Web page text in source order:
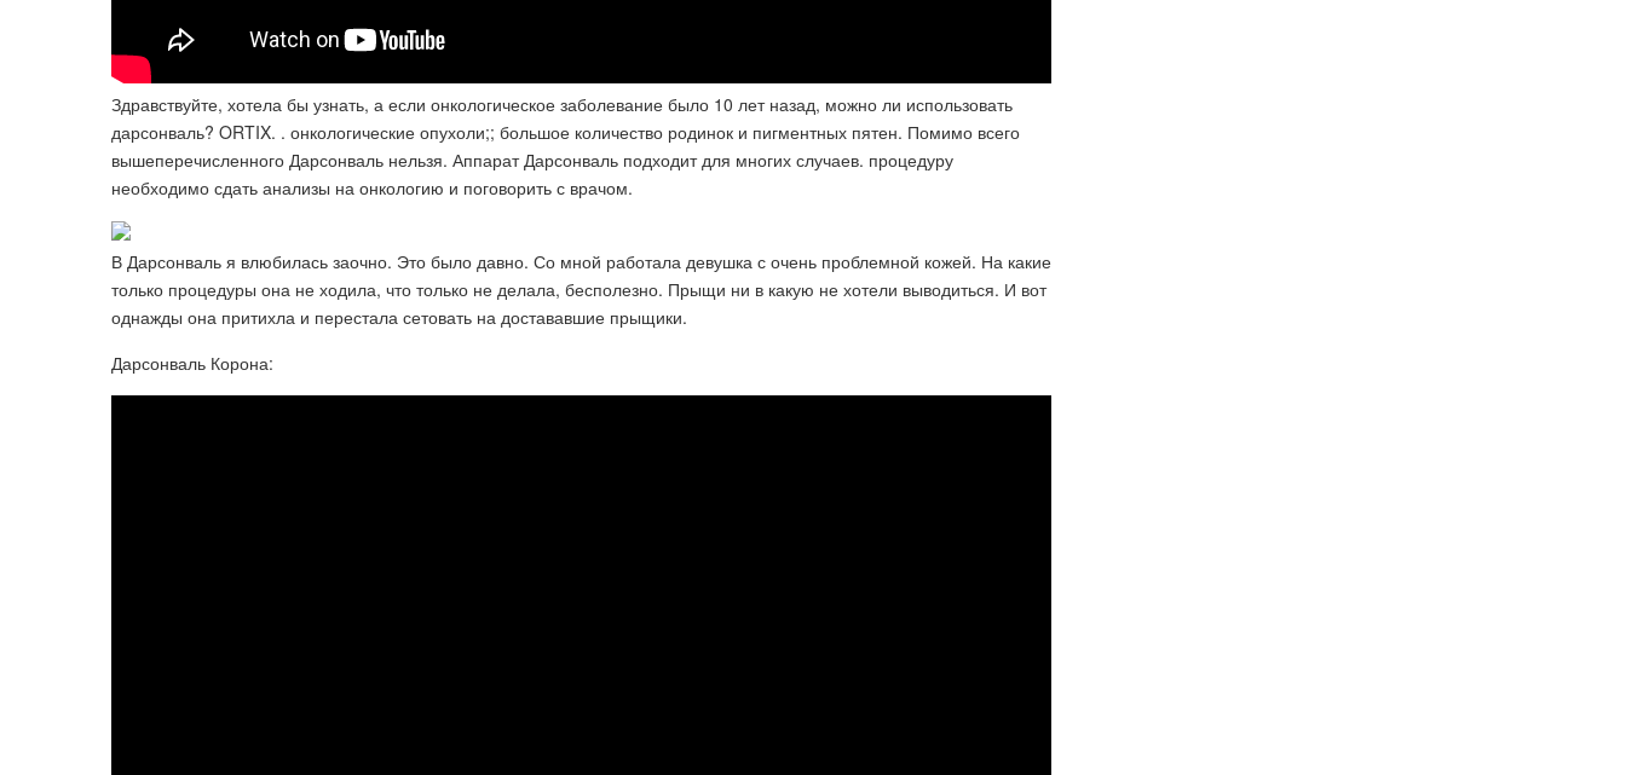
Здравствуйте, хотела бы узнать, а если онкологическое заболевание было 10 лет назад, можно ли использовать
дарсонваль? ORTIX. ​. онкологические опухоли;; большое количество родинок и пигментных пятен. Помимо всего
вышеперечисленного Дарсонваль нельзя. Аппарат Дарсонваль подходит для многих случаев. процедуру
необходимо сдать анализы на онкологию и поговорить с врачом.
В Дарсонваль я влюбилась заочно. Это было давно. Со мной работала девушка с очень проблемной кожей. На какие
только процедуры она не ходила, что только не делала, бесполезно. Прыщи ни в какую не хотели выводиться. И вот
однажды она притихла и перестала сетовать на достававшие прыщики.
Дарсонваль Корона: